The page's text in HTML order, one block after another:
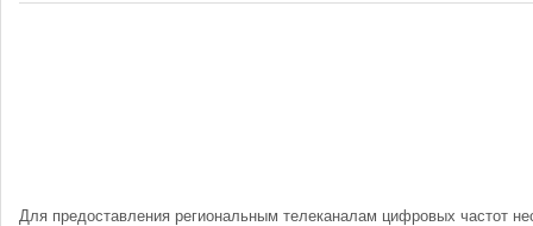
Для предоставления региональным телеканалам цифровых частот